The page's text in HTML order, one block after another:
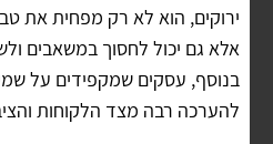
ירוקים, הוא לא רק מפחית את
אלא גם יכול לחסוך במשאבים
בנוסף, עסקים שמקפידים על
להערכה רבה מצד הלקוחות